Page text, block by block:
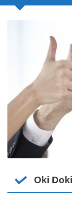
Oki Doki